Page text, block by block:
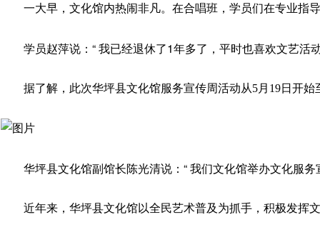
一大早，文化馆内热闹非凡。在合唱班，学员们在专业指
学员赵萍说：“ 我已经退休了1年多了，平时也喜欢文艺
据了解，此次华坪县文化馆服务宣传周活动从5月19日开
华坪县文化馆副馆长陈光清说：“ 我们文化馆举办文化服
近年来，华坪县文化馆以全民艺术普及为抓手，积极发挥